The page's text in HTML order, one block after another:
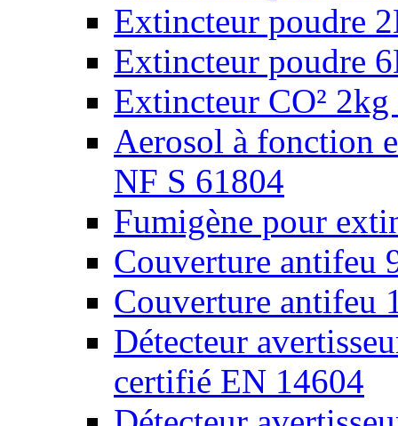
Extincteur poudre
Extincteur poudre
Extincteur CO²
Aerosol à fonction
NF S 61804
Fumigène pour
Couverture antifeu
Couverture antifeu
Détecteur
certifié EN 14604